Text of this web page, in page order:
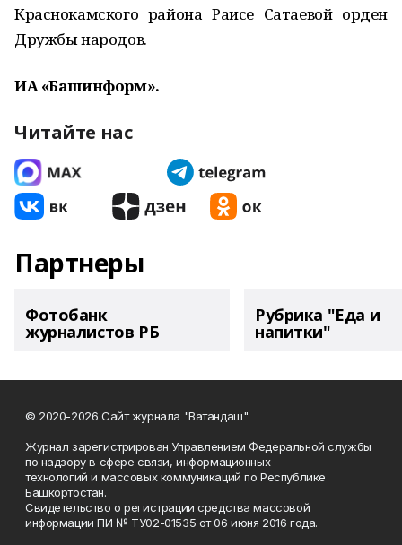
Краснокамского района Раисе Сатаевой орден
Дружбы народов.
ИА «Башинформ».
Читайте нас
Партнеры
Фотобанк
журналистов РБ
Рубрика "Еда и
напитки"
© 2020-2026 Сайт журнала "Ватандаш"
Журнал зарегистрирован Управлением Федеральной службы
по надзору в сфере связи, информационных
технологий и массовых коммуникаций по Республике
Башкортостан.
Свидетельство о регистрации средства массовой
информации ПИ № ТУ02-01535 от 06 июня 2016 года.